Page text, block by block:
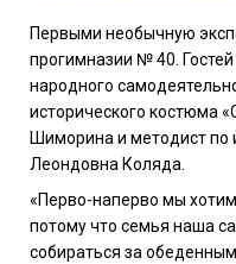
Первыми необычную
прогимназии № 40.
народного
исторического костюма
Шиморина и методист по
Леондовна Коляда.
«Перво-наперво мы
потому что семья наша
собираться за